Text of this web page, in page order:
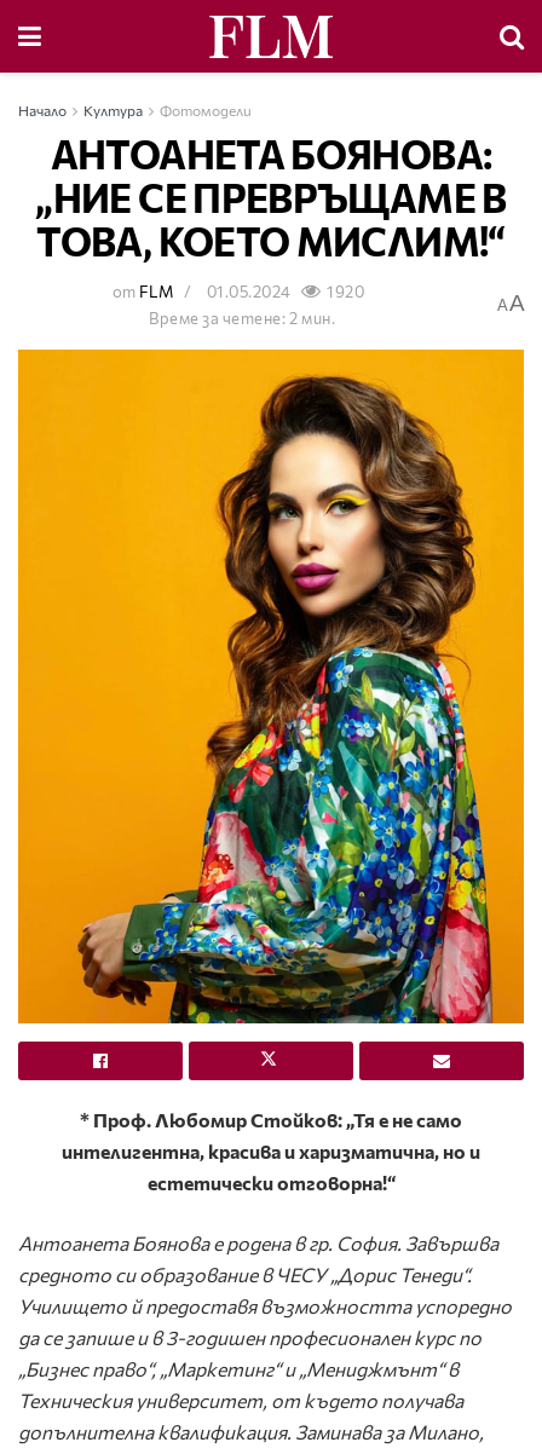
Начало Култура Фотомодели
АНТОАНЕТА БОЯНОВА:
„НИЕ СЕ ПРЕВРЪЩАМЕ В
ТОВА, КОЕТО МИСЛИМ!“
от FLM 01.05.2024
1920
Време за четене: 2 мин.
AA
* Проф. Любомир Стойков: „Тя е не само
интелигентна, красива и харизматична, но и
естетически отговорна!“
Антоанета Боянова е родена в гр. София. Завършва
средното си образование в ЧЕСУ „Дорис Тенеди“.
Училището й предоставя възможността успоредно
да се запише и в 3-годишен професионален курс по
„Бизнес право“, „Маркетинг“ и „Мениджмънт“ в
Техническия университет, от където получава
допълнителна квалификация. Заминава за Милано,